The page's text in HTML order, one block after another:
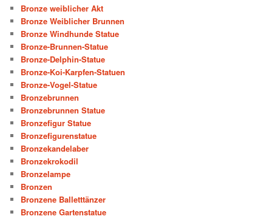
Bronze weiblicher Akt
Bronze Weiblicher Brunnen
Bronze Windhunde Statue
Bronze-Brunnen-Statue
Bronze-Delphin-Statue
Bronze-Koi-Karpfen-Statuen
Bronze-Vogel-Statue
Bronzebrunnen
Bronzebrunnen Statue
Bronzefigur Statue
Bronzefigurenstatue
Bronzekandelaber
Bronzekrokodil
Bronzelampe
Bronzen
Bronzene Balletttänzer
Bronzene Gartenstatue